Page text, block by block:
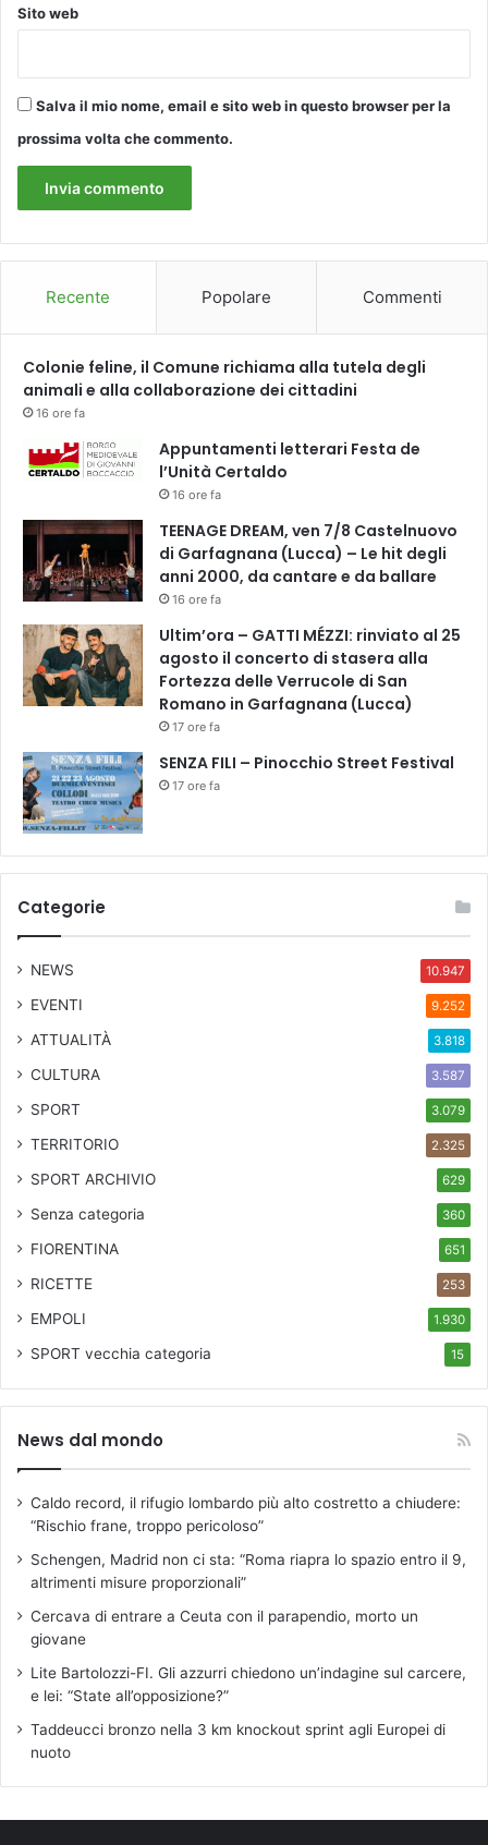
Sito web
Salva il mio nome, email e sito web in questo browser per la
prossima volta che commento.
Recente Popolare Commenti
Colonie feline, il Comune richiama alla tutela degli
animali e alla collaborazione dei cittadini
16 ore fa
Appuntamenti letterari Festa de
l’Unità Certaldo
16 ore fa
TEENAGE DREAM, ven 7/8 Castelnuovo
di Garfagnana (Lucca) – Le hit degli
anni 2000, da cantare e da ballare
16 ore fa
Ultim’ora – GATTI MÉZZI: rinviato al 25
agosto il concerto di stasera alla
Fortezza delle Verrucole di San
Romano in Garfagnana (Lucca)
17 ore fa
SENZA FILI – Pinocchio Street Festival
17 ore fa
Categorie
NEWS 10.947
EVENTI 9.252
ATTUALITÀ 3.818
CULTURA 3.587
SPORT 3.079
TERRITORIO 2.325
SPORT ARCHIVIO 629
Senza categoria 360
FIORENTINA 651
RICETTE 253
EMPOLI 1.930
SPORT vecchia categoria 15
News dal mondo
Caldo record, il rifugio lombardo più alto costretto a chiudere:
“Rischio frane, troppo pericoloso”
Schengen, Madrid non ci sta: “Roma riapra lo spazio entro il 9,
altrimenti misure proporzionali”
Cercava di entrare a Ceuta con il parapendio, morto un
giovane
Lite Bartolozzi-FI. Gli azzurri chiedono un’indagine sul carcere,
e lei: “State all’opposizione?”
Taddeucci bronzo nella 3 km knockout sprint agli Europei di
nuoto